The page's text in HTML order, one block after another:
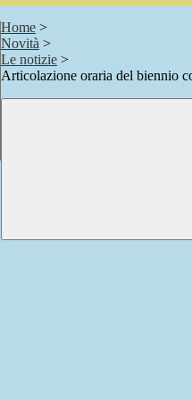
Home >
Novità >
Le notizie >
Articolazione oraria del biennio